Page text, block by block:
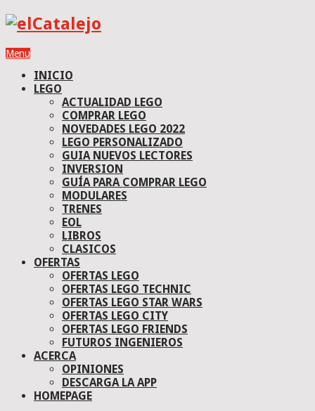
Menu
INICIO
LEGO
ACTUALIDAD LEGO
COMPRAR LEGO
NOVEDADES LEGO 2022
LEGO PERSONALIZADO
GUIA NUEVOS LECTORES
INVERSION
GUÍA PARA COMPRAR LEGO
MODULARES
TRENES
EOL
LIBROS
CLASICOS
OFERTAS
OFERTAS LEGO
OFERTAS LEGO TECHNIC
OFERTAS LEGO STAR WARS
OFERTAS LEGO CITY
OFERTAS LEGO FRIENDS
FUTUROS INGENIEROS
ACERCA
OPINIONES
DESCARGA LA APP
HOMEPAGE